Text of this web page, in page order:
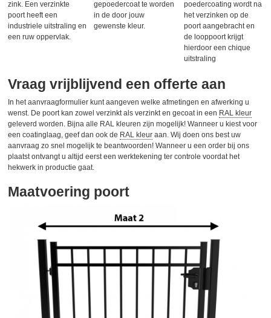
zink. Een verzinkte
poort heeft een
industriele uitstraling en
een ruw oppervlak.
gepoedercoat te worden
in de door jouw
gewenste kleur.
poedercoating wordt na
het verzinken op de
poort aangebracht en
de looppoort krijgt
hierdoor een chique
uitstraling
Vraag vrijblijvend een offerte aan
In het aanvraagformulier kunt aangeven welke afmetingen en afwerking u
wenst. De poort kan zowel verzinkt als verzinkt en gecoat in een RAL kleur
geleverd worden. Bijna alle RAL kleuren zijn mogelijk! Wanneer u kiest voor
een coatinglaag, geef dan ook de RAL kleur aan. Wij doen ons best uw
aanvraag zo snel mogelijk te beantwoorden! Wanneer u een order bij ons
plaatst ontvangt u altijd eerst een werktekening ter controle voordat het
hekwerk in productie gaat.
Maatvoering poort